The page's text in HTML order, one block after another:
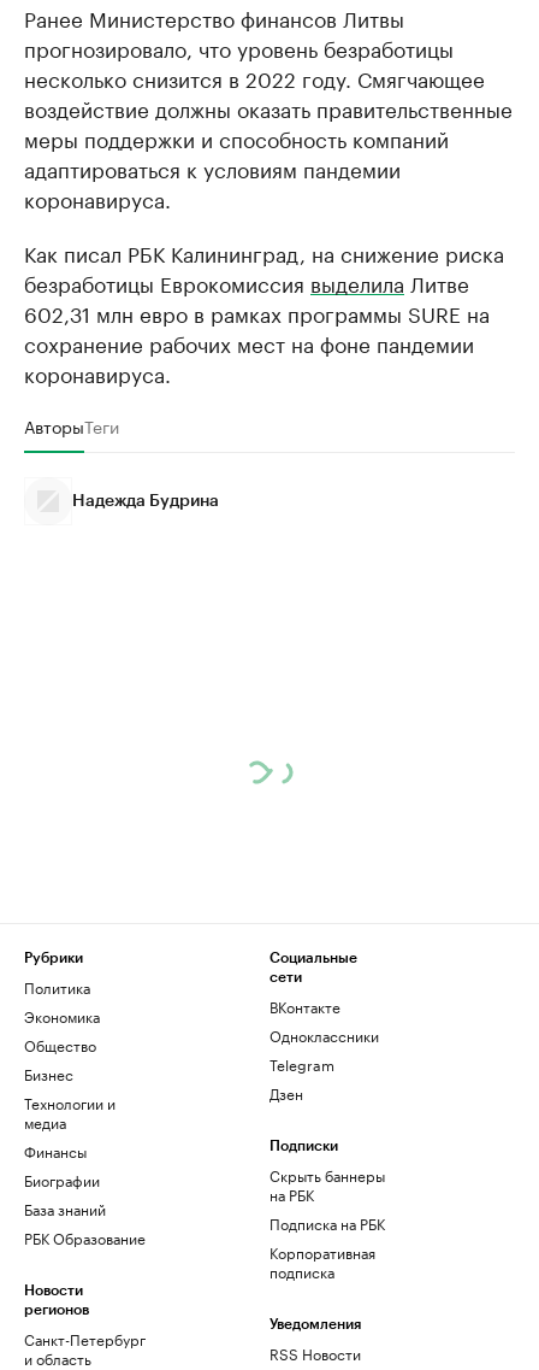
Ранее Министерство финансов Литвы
прогнозировало, что уровень безработицы
несколько снизится в 2022 году. Смягчающее
воздействие должны оказать правительственные
меры поддержки и способность компаний
адаптироваться к условиям пандемии
коронавируса.
Как писал РБК Калининград, на снижение риска
безработицы Еврокомиссия выделила Литве
602,31 млн евро в рамках программы SURE на
сохранение рабочих мест на фоне пандемии
коронавируса.
АвторыТеги
Надежда Будрина
Рубрики
Политика
Экономика
Общество
Бизнес
Технологии и
медиа
Финансы
Биографии
База знаний
РБК Образование
Новости
регионов
Санкт-Петербург
и область
Социальные
сети
ВКонтакте
Одноклассники
Telegram
Дзен
Подписки
Скрыть баннеры
на РБК
Подписка на РБК
Корпоративная
подписка
Уведомления
RSS Новости